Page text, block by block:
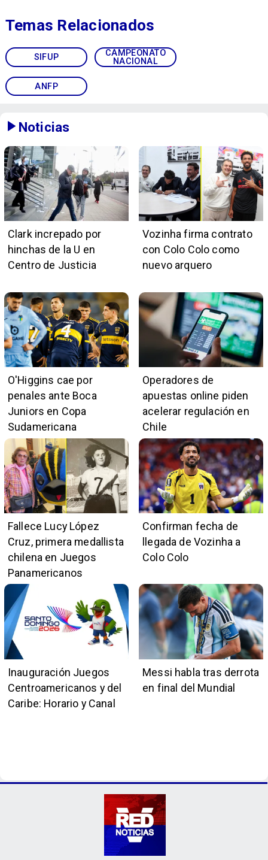
SIFUP
CAMPEONATO
NACIONAL
ANFP
Temas Relacionados
Noticias
Clark increpado por
hinchas de la U en
Centro de Justicia
Vozinha firma contrato
con Colo Colo como
nuevo arquero
O'Higgins cae por
penales ante Boca
Juniors en Copa
Sudamericana
Operadores de
apuestas online piden
acelerar regulación en
Chile
Fallece Lucy López
Cruz, primera medallista
chilena en Juegos
Panamericanos
Confirman fecha de
llegada de Vozinha a
Colo Colo
Inauguración Juegos
Centroamericanos y del
Caribe: Horario y Canal
Messi habla tras derrota
en final del Mundial